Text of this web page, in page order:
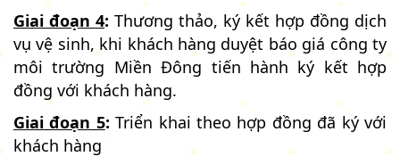
Giai đoạn 4: Thương thảo, ký kết hợp đồng dịch
vụ vệ sinh, khi khách hàng duyệt báo giá công ty
môi trường Miền Đông tiến hành ký kết hợp
đồng với khách hàng.
Giai đoạn 5: Triển khai theo hợp đồng đã ký với
khách hàng